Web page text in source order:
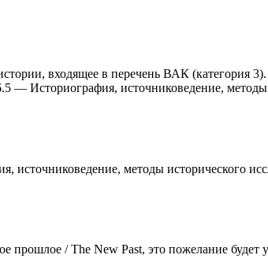
входящее в перечень ВАК (категория
Историография, источниковедение,
источниковедение, методы исторического
прошлое / The New Past, это пожелание будет